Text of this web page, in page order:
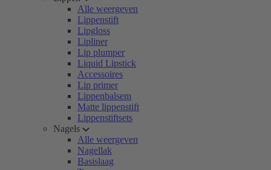
Alle weergeven
Lippenstift
Lipgloss
Lipliner
Lip plumper
Liquid Lipstick
Accessoires
Lip primer
Lippenbalsem
Matte lippenstift
Lippenstiftsets
Nagels
Alle weergeven
Nagellak
Basislaag